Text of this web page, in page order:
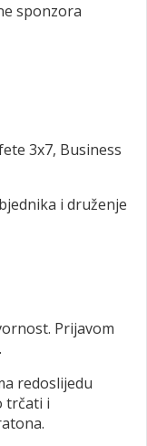
sponzora
3x7, Business
i druženje
Prijavom
redoslijedu
trčati i